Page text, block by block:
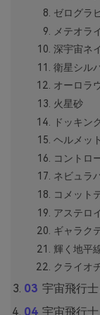
ゼログラ
メテオラ
深宇宙ネ
衛星シル
オーロラ
火星砂
ドッキン
ヘルメッ
コントロ
ネビュラ
コメット
アステロ
ギャラク
輝く地平
クライオ
宇宙飛行
宇宙飛行